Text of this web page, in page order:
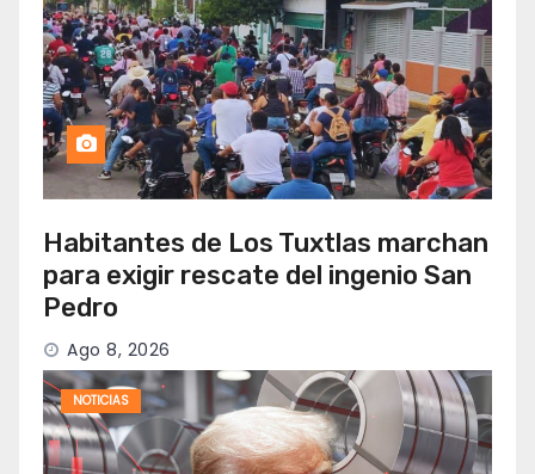
Habitantes de Los Tuxtlas marchan
para exigir rescate del ingenio San
Pedro
Ago 8, 2026
NOTICIAS